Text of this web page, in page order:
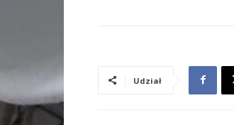
Udział